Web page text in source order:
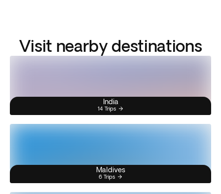
Visit nearby destinations
India
14 Trips
Maldives
6 Trips